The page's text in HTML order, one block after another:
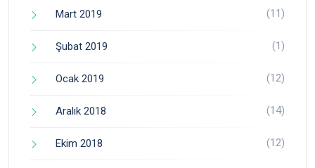
Mart 2019 (11)
Şubat 2019 (1)
Ocak 2019 (12)
Aralık 2018 (14)
Ekim 2018 (12)